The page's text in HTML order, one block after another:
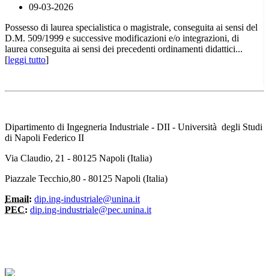
09-03-2026
Possesso di laurea specialistica o magistrale, conseguita ai sensi del
D.M. 509/1999 e successive modificazioni e/o integrazioni, di
laurea conseguita ai sensi dei precedenti ordinamenti didattici...
[leggi tutto]
Dipartimento di Ingegneria Industriale - DII - Università degli Studi
di Napoli Federico II
Via Claudio, 21 - 80125 Napoli (Italia)
Piazzale Tecchio,80 - 80125 Napoli (Italia)
Email: dip.ing-industriale@unina.it
PEC: dip.ing-industriale@pec.unina.it